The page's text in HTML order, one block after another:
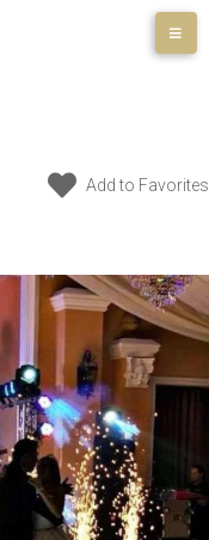
Add to Favorites